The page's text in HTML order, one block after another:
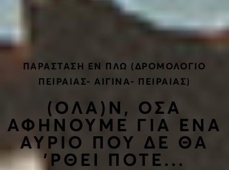
ΠΑΡΑΣΤΑΣΗ ΕΝ ΠΛΩ (ΔΡΟΜΟΛΟΓΙΟ
ΠΕΙΡΑΙΑΣ- ΑΙΓΙΝΑ- ΠΕΙΡΑΙΑΣ)
(ΟΛΑ)Ν, ΟΣΑ
ΑΦΗΝΟΥΜΕ ΓΙΑ ΕΝΑ
ΑΥΡΙΟ ΠΟΥ ΔΕ ΘΑ
'ΡΘΕΙ ΠΟΤΕ...